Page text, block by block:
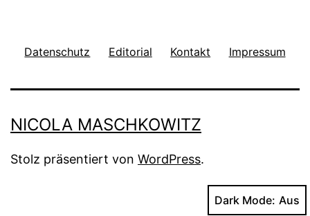
Datenschutz Editorial Kontakt Impressum
NICOLA MASCHKOWITZ
Stolz präsentiert von WordPress.
Dark Mode: